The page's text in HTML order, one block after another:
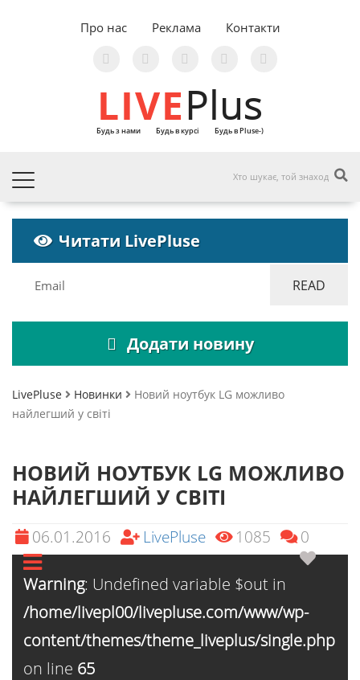
Про нас Реклама Контакти
LIVEPlus
Будь з нами Будь в курсі Будь в Pluse-)
Читати LivePluse
Додати новину
LivePluse Новинки
Новий ноутбук LG можливо
найлегший у світі
НОВИЙ НОУТБУК LG МОЖЛИВО
НАЙЛЕГШИЙ У СВІТІ
06.01.2016 LivePluse 1085 0
Warning: Undefined variable $out in
/home/livepl00/livepluse.com/www/wp-
content/themes/theme_liveplus/single.php
on line 65